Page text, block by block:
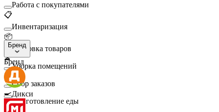
Работа с покупателями
📋
Инвентаризация
📦
Упаковка товаров
🧹
Уборка помещений
🛒
Сбор заказов
🍳
Приготовление еды
Бренд
Бренд
Дикси